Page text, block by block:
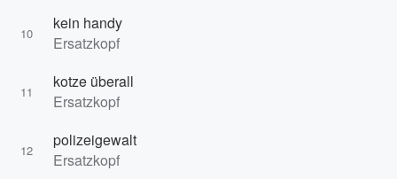
10
kein handy
Ersatzkopf
11
kotze überall
Ersatzkopf
12
polizeigewalt
Ersatzkopf